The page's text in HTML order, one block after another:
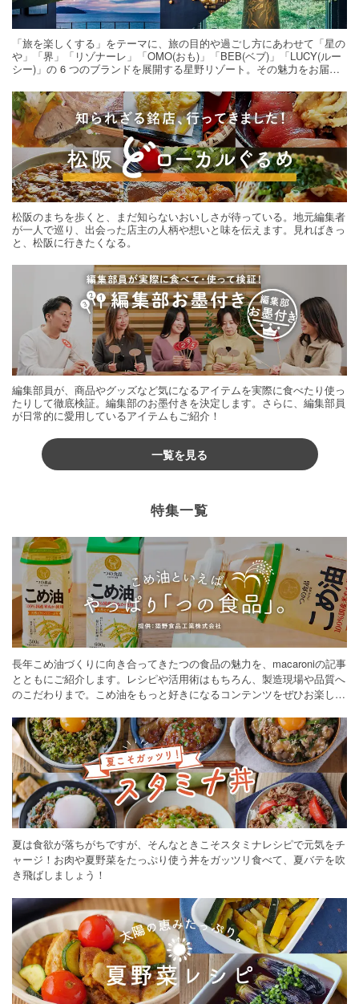
「旅を楽しくする」をテーマに、旅の目的や過ごし方にあわせて「星の
や」「界」「リゾナーレ」「OMO(おも)」「BEB(ベブ)」「LUCY(ルー
シー)」の 6 つのブランドを展開する星野リゾート。その魅力をお届け
松阪のまちを歩くと、まだ知らないおいしさが待っている。地元編集者
が一人で巡り、出会った店主の人柄や想いと味を伝えます。見ればきっ
と、松阪に行きたくなる。
編集部員が、商品やグッズなど気になるアイテムを実際に食べたり使っ
たりして徹底検証。編集部のお墨付きを決定します。さらに、編集部員
が日常的に愛用しているアイテムもご紹介！
一覧を見る
特集一覧
長年こめ油づくりに向き合ってきたつの食品の魅力を、macaroniの記事
とともにご紹介します。レシピや活用術はもちろん、製造現場や品質へ
のこだわりまで。こめ油をもっと好きになるコンテンツをぜひお楽しみ
夏は食欲が落ちがちですが、そんなときこそスタミナレシピで元気をチ
ャージ！お肉や夏野菜をたっぷり使う丼をガッツリ食べて、夏バテを吹
き飛ばしましょう！